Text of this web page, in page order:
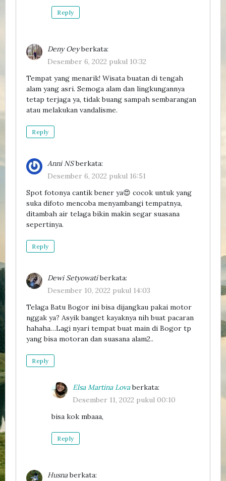
Reply
Deny Oey berkata:
Desember 6, 2022 pukul 10:32
Tempat yang menarik! Wisata buatan di tengah
alam yang asri. Semoga alam dan lingkungannya
tetap terjaga ya, tidak buang sampah sembarangan
atau melakukan vandalisme.
Reply
Anni NS berkata:
Desember 6, 2022 pukul 16:51
Spot fotonya cantik bener ya😍 cocok untuk yang
suka difoto mencoba menyambangi tempatnya,
ditambah air telaga bikin makin segar suasana
sepertinya.
Reply
Dewi Setyowati berkata:
Desember 10, 2022 pukul 14:03
Telaga Batu Bogor ini bisa dijangkau pakai motor
nggak ya? Asyik banget kayaknya nih buat pacaran
hahaha…Lagi nyari tempat buat main di Bogor tp
yang bisa motoran dan suasana alam2..
Reply
Elsa Martina Lova berkata:
Desember 11, 2022 pukul 00:10
bisa kok mbaaa,
Reply
Husna berkata: